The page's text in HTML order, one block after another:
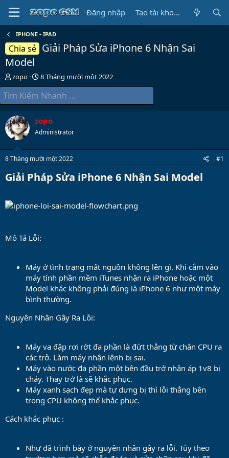
Đăng nhập Tạo tài khoản
IPHONE - IPAD
Chia sẻ Giải Pháp Sửa iPhone 6 Nhận Sai
Model
B
ắ
t
đ
ầ
u
zopo
N
g
à
y
b
ắ
t
ầ
u
8 Tháng mười một 2022
zopo
Administrator
8 Tháng mười một 2022 #1
Giải Pháp Sửa iPhone 6 Nhận Sai Model​
Mô Tả Lỗi:
Máy ở tình trạng mất nguồn không lên gì. Khi cắm vào
máy tính phần mềm iTunes nhận ra iPhone hoặc một
Model khác không phải đúng là iPhone 6 như một máy
bình thường.
Nguyên Nhân Gây Ra Lỗi:
Máy va đập rơi rớt đa phần là đứt thẳng từ chân CPU ra
các trở. Làm máy nhận lệnh bị sai.
Máy vào nước đa phần một bên đầu trở nhận áp 1v8 bị
cháy. Thay trở là sẽ khắc phục.
Máy xanh sạch đẹp mà tự dưng bị thì lỗi thẳng bên
trong CPU không thể khắc phục.
Cách khắc phục :
Như đã trình bày ở nguyên nhân gây ra lỗi. Tùy theo